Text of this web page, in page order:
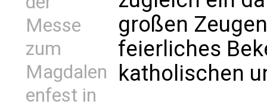
Messe
zum
Magdalen
enfest in
großen
feierliches
katholischen